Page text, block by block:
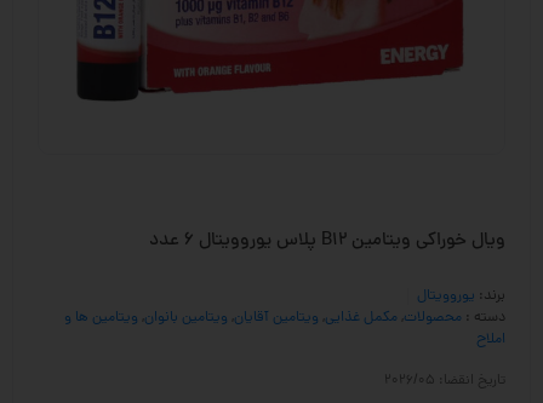
ویال خوراکی ویتامین B12 پلاس یوروویتال 6 عدد
برند: یوروویتال
دسته : محصولات مکمل غذایی ویتامین آقایان ویتامین بانوان ویتامین ها و
املاح
تاریخ انقضا: 2026/05